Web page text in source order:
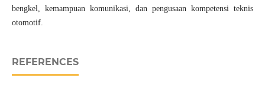
bengkel, kemampuan komunikasi, dan pengusaan kompetensi teknis
otomotif.
REFERENCES